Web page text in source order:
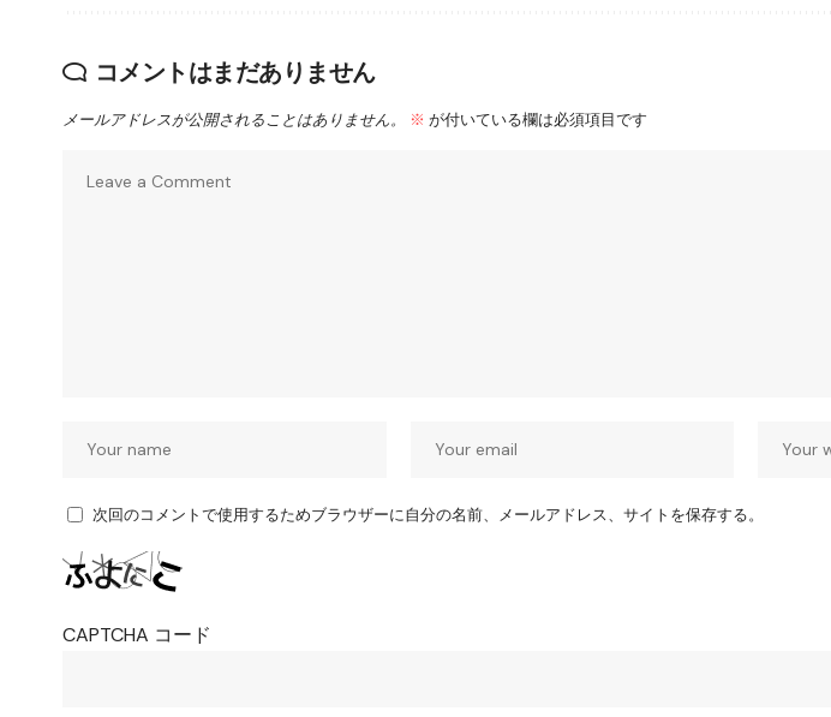
コメントはまだありません
メールアドレスが公開されることはありません。 ※ が付いている欄は必須項目です
次回のコメントで使用するためブラウザーに自分の名前、メールアドレス、サイトを保存する。
CAPTCHA コード